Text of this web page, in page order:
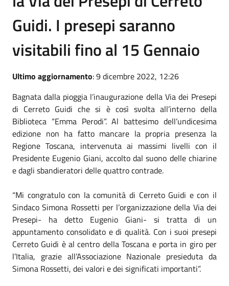
Guidi. I presepi saranno
visitabili fino al 15 Gennaio
Ultimo aggiornamento: 9 dicembre 2022, 12:26
Bagnata dalla pioggia l’inaugurazione della Via dei Presepi
di Cerreto Guidi che si è così svolta all’interno della
Biblioteca “Emma Perodi”. Al battesimo dell’undicesima
edizione non ha fatto mancare la propria presenza la
Regione Toscana, intervenuta ai massimi livelli con il
Presidente Eugenio Giani, accolto dal suono delle chiarine
e dagli sbandieratori delle quattro contrade.
“Mi congratulo con la comunità di Cerreto Guidi e con il
Sindaco Simona Rossetti per l’organizzazione della Via dei
Presepi- ha detto Eugenio Giani- si tratta di un
appuntamento consolidato e di qualità. Con i suoi presepi
Cerreto Guidi è al centro della Toscana e porta in giro per
l’Italia, grazie all’Associazione Nazionale presieduta da
Simona Rossetti, dei valori e dei significati importanti”.